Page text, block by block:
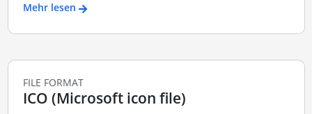
Mehr lesen
FILE FORMAT
ICO (Microsoft icon file)